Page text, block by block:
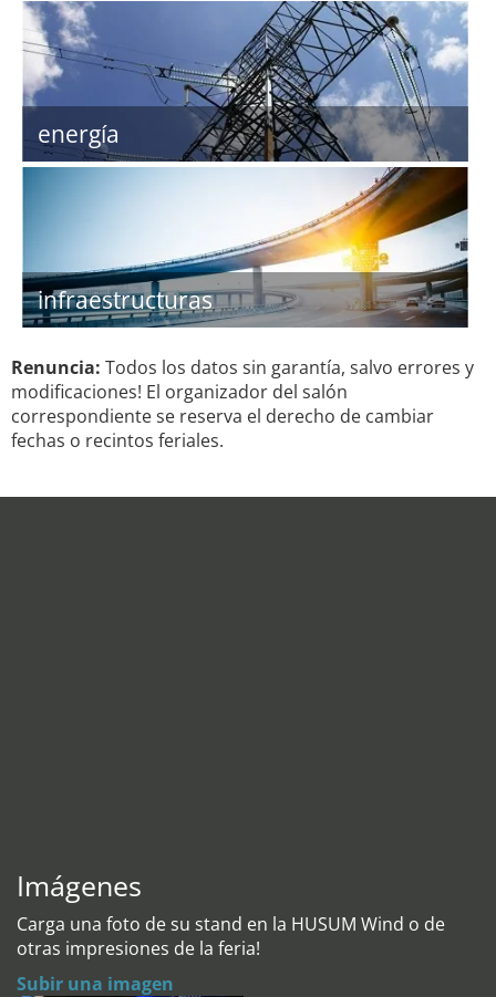
energía
infraestructuras
Renuncia: Todos los datos sin garantía, salvo errores y
modificaciones! El organizador del salón
correspondiente se reserva el derecho de cambiar
fechas o recintos feriales.
Imágenes
Carga una foto de su stand en la HUSUM Wind o de
otras impresiones de la feria!
Subir una imagen